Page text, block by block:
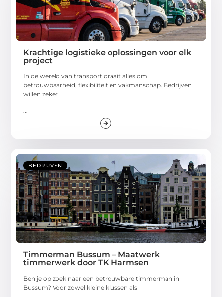
Krachtige logistieke oplossingen voor elk
project
In de wereld van transport draait alles om
betrouwbaarheid, flexibiliteit en vakmanschap. Bedrijven
willen zeker
BEDRIJVEN
Timmerman Bussum – Maatwerk
timmerwerk door TK Harmsen
Ben je op zoek naar een betrouwbare timmerman in
Bussum? Voor zowel kleine klussen als